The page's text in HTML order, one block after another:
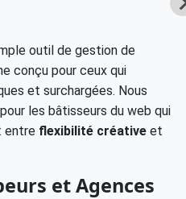
outil de gestion de
conçu pour ceux qui
et surchargées. Nous
les bâtisseurs du web qui
entre flexibilité créative et
et Agences